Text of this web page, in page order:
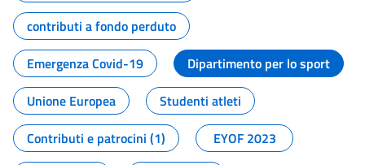
contributi a fondo perduto
Emergenza Covid-19
Dipartimento per lo sport
Unione Europea
Studenti atleti
Contributi e patrocini (1)
EYOF 2023